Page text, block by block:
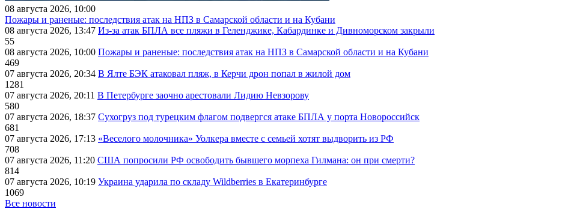
08 августа 2026, 10:00
Пожары и раненые: последствия атак на НПЗ в Самарской области и на Кубани
08 августа 2026, 13:47 Из-за атак БПЛА все пляжи в Геленджике, Кабардинке и Дивноморском закрыли
55
08 августа 2026, 10:00 Пожары и раненые: последствия атак на НПЗ в Самарской области и на Кубани
469
07 августа 2026, 20:34 В Ялте БЭК атаковал пляж, в Керчи дрон попал в жилой дом
1281
07 августа 2026, 20:11 В Петербурге заочно арестовали Лидию Невзорову
580
07 августа 2026, 18:37 Сухогруз под турецким флагом подвергся атаке БПЛА у порта Новороссийск
681
07 августа 2026, 17:13 «Веселого молочника» Уолкера вместе с семьей хотят выдворить из РФ
708
07 августа 2026, 11:20 США попросили РФ освободить бывшего морпеха Гилмана: он при смерти?
814
07 августа 2026, 10:19 Украина ударила по складу Wildberries в Екатеринбурге
1069
Все новости